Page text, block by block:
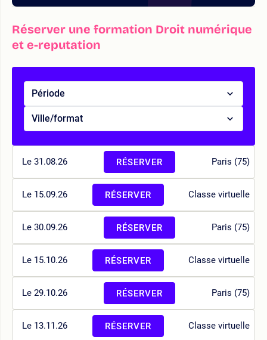
Réserver une formation Droit numérique
et e-reputation
Période
Ville/format
Le 31.08.26 Paris (75)
RÉSERVER
Le 15.09.26 Classe virtuelle
RÉSERVER
Le 30.09.26 Paris (75)
RÉSERVER
Le 15.10.26 Classe virtuelle
RÉSERVER
Le 29.10.26 Paris (75)
RÉSERVER
Le 13.11.26 Classe virtuelle
RÉSERVER